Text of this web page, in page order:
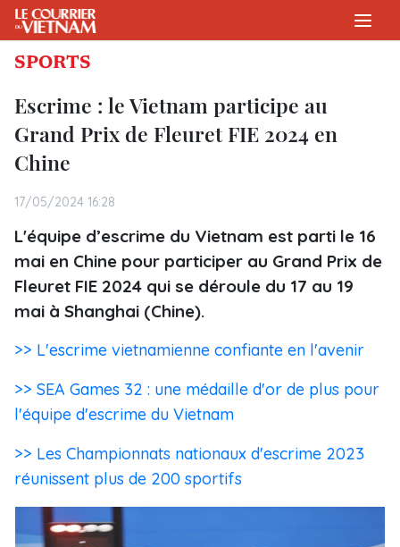
SPORTS
Escrime : le Vietnam participe au
Grand Prix de Fleuret FIE 2024 en
Chine
17/05/2024 16:28
L'équipe d’escrime du Vietnam est parti le 16
mai en Chine pour participer au Grand Prix de
Fleuret FIE 2024 qui se déroule du 17 au 19
mai à Shanghai (Chine).
>> L'escrime vietnamienne confiante en l'avenir
>> SEA Games 32 : une médaille d'or de plus pour
l'équipe d'escrime du Vietnam
>> Les Championnats nationaux d'escrime 2023
réunissent plus de 200 sportifs